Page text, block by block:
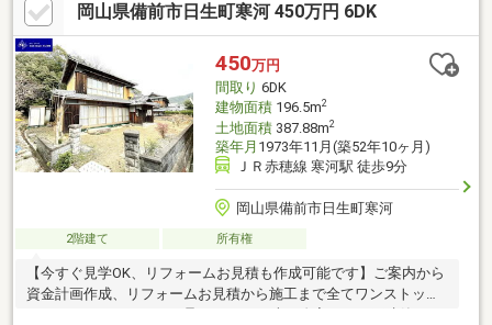
岡山県備前市日生町寒河 450万円 6DK
450万円
間取り 6DK
建物面積196.5m2
土地面積387.88m2
築年月 1973年11月(築52年10ヶ月)
ＪＲ赤穂線 寒河駅 徒歩9分
岡山県備前市日生町寒河
2階建て 所有権
【今すぐ見学OK、リフォームお見積も作成可能です】ご案内から
資金計画作成、リフォームお見積から施工まで全てワンストップ